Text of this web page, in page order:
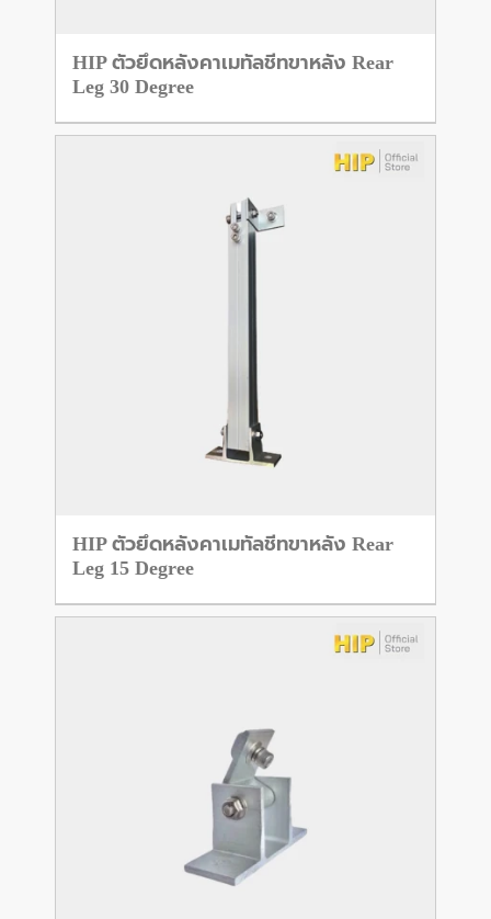
HIP ตัวยึดหลังคาเมทัลชีทขาหลัง Rear
Leg 30 Degree
HIP ตัวยึดหลังคาเมทัลชีทขาหลัง Rear
Leg 15 Degree